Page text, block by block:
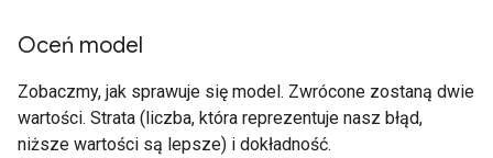
625/625 [==============================] - 2s
Epoch 9/10
Epoch 10/10
Oceń model
Zobaczmy, jak sprawuje się model. Zwrócone zostaną dwie
wartości. Strata (liczba, która reprezentuje nasz błąd,
niższe wartości są lepsze) i dokładność.